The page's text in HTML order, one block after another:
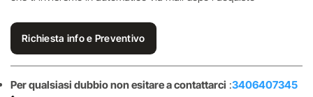
Richiesta info e Preventivo
Per qualsiasi dubbio non esitare a contattarci :3406407345